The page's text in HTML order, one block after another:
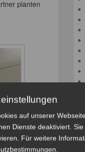
planten
auf unserer
Dienste deaktiviert.
Für weitere